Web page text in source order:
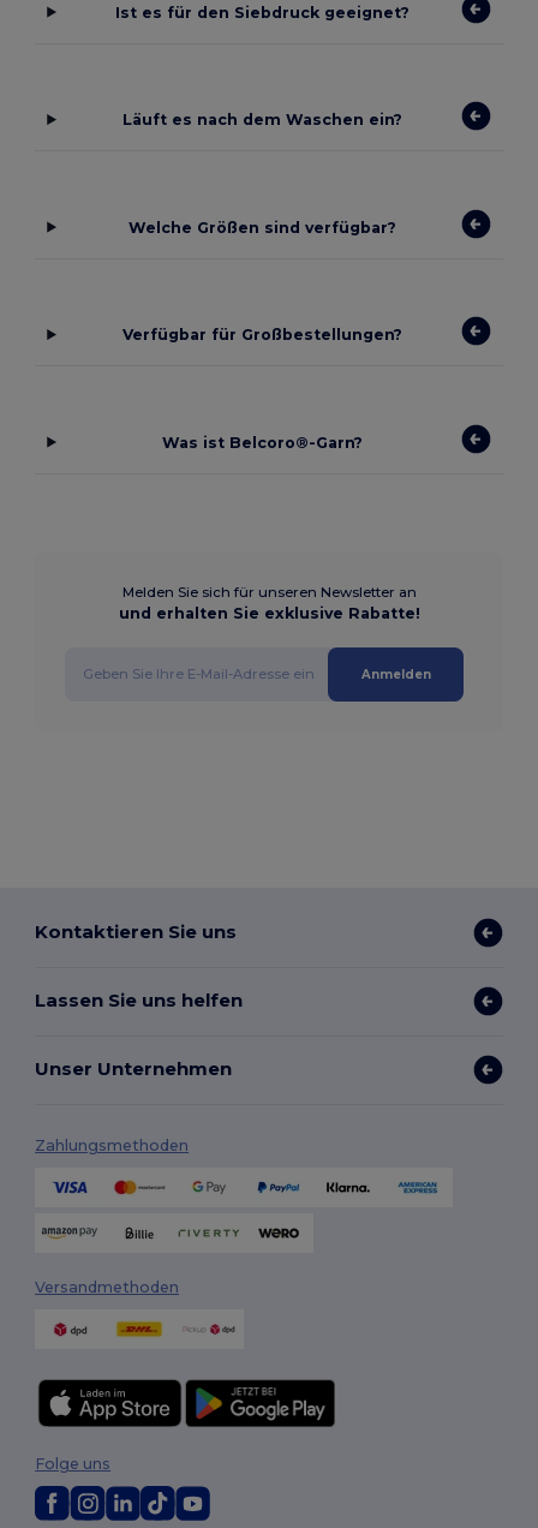
Ist es für den Siebdruck geeignet?
Läuft es nach dem Waschen ein?
Welche Größen sind verfügbar?
Verfügbar für Großbestellungen?
Was ist Belcoro®-Garn?
Melden Sie sich für unseren Newsletter an
und erhalten Sie exklusive Rabatte!
Anmelden
Kontaktieren Sie uns
Lassen Sie uns helfen
Unser Unternehmen
Zahlungsmethoden
Versandmethoden
Folge uns